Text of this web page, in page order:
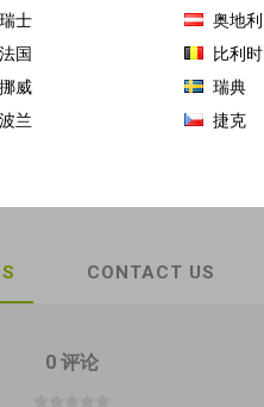
GH-JS-10041
CONTACT US
0 评论
瑞士
奥地利
法国
比利时
挪威
瑞典
波兰
捷克